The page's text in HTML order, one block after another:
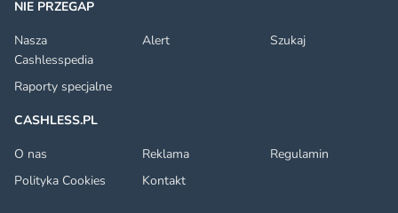
NIE PRZEGAP
Nasza
Cashlesspedia
Alert Szukaj
Raporty specjalne
CASHLESS.PL
O nas
Reklama
Regulamin
Polityka Cookies
Kontakt